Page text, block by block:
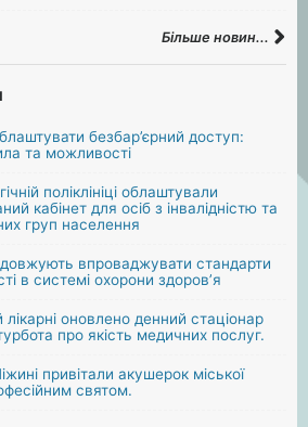
Більше новин...
безбар’єрний доступ:
та можливості
поліклініці облаштували
кабінет для осіб з інвалідністю та
груп населення
впроваджувати стандарти
в системі охорони здоров’я
лікарні оновлено денний стаціонар
турбота про якість медичних послуг.
привітали акушерок міської
святом.